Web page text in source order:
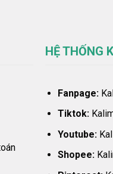
HỆ THỐNG
Fanpage:
Tiktok:
Youtube:
Shopee: